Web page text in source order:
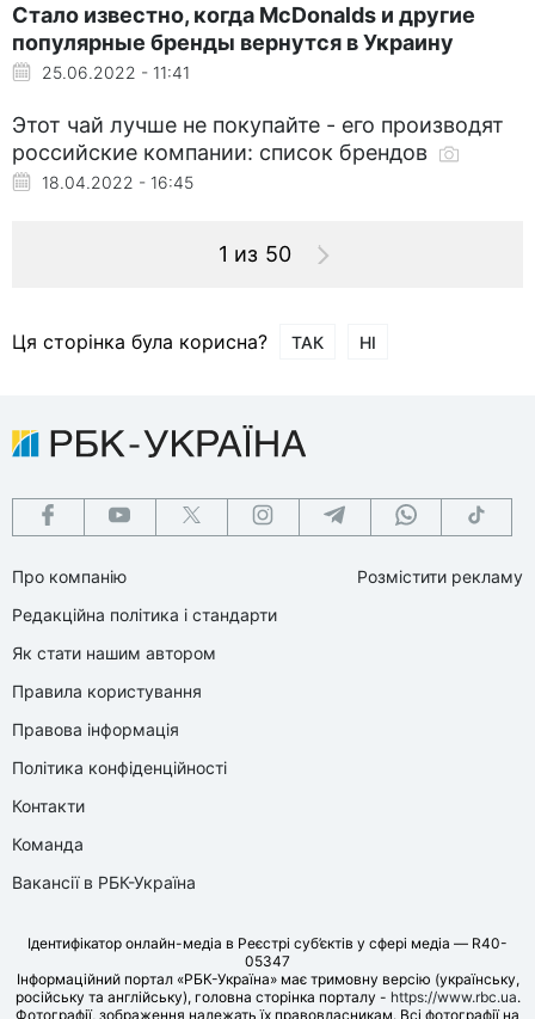
Стало известно, когда McDonalds и другие
популярные бренды вернутся в Украину
25.06.2022 - 11:41
Этот чай лучше не покупайте - его производят
российские компании: список брендов
18.04.2022 - 16:45
1 из 50
Ця сторінка була корисна? ТАК НІ
Про компанію
Редакційна політика і стандарти
Як стати нашим автором
Правила користування
Правова інформація
Політика конфіденційності
Контакти
Команда
Вакансії в РБК-Україна
Розмістити рекламу
Ідентифікатор онлайн-медіа в Реєстрі суб’єктів у сфері медіа — R40-
05347
Інформаційний портал «РБК-Україна» має тримовну версію (українську,
російську та англійську), головна сторінка порталу - https://www.rbc.ua.
Фотографії, зображення належать їх правовласникам. Всі фотографії на